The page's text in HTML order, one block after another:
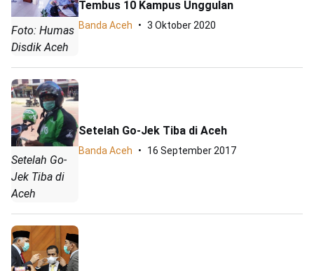
Foto: Humas
Disdik Aceh
Tembus 10 Kampus Unggulan
Banda Aceh 3 Oktober 2020
Setelah Go-
Jek Tiba di
Aceh
Setelah Go-Jek Tiba di Aceh
Banda Aceh 16 September 2017